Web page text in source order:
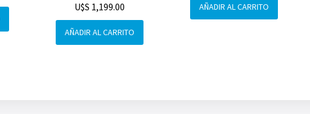
U$S 1,199.00
AÑADIR AL CARRITO
AÑADIR AL CARRITO